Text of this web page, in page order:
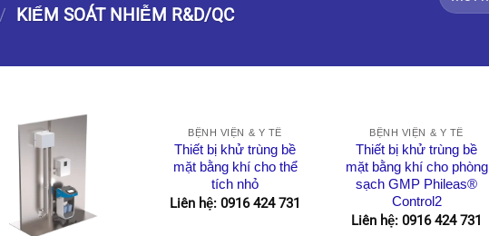
/ KIỂM SOÁT NHIỄM R&D/QC
BỆNH VIỆN & Y TẾ
Thiết bị khử trùng bề
mặt bằng khí cho thể
tích nhỏ
Liên hệ: 0916 424 731
BỆNH VIỆN & Y TẾ
Thiết bị khử trùng bề
mặt bằng khí cho phòng
sạch GMP Phileas®
Control2
Liên hệ: 0916 424 731